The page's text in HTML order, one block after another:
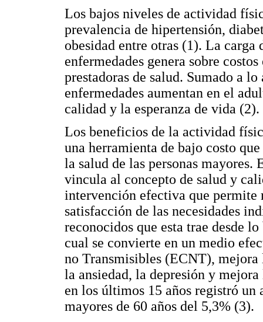
Los bajos niveles de actividad
prevalencia de hipertensión,
obesidad entre otras (1). La
enfermedades genera sobre
prestadoras de salud. Sumado a
enfermedades aumentan en el
calidad y la esperanza de vida (2).
Los beneficios de la actividad
una herramienta de bajo costo
la salud de las personas
vincula al concepto de salud y
intervención efectiva que
satisfacción de las necesidades
reconocidos que esta trae desde
cual se convierte en un medio
no Transmisibles (ECNT),
la ansiedad, la depresión y
en los últimos 15 años registró
mayores de 60 años del 5,3% (3).